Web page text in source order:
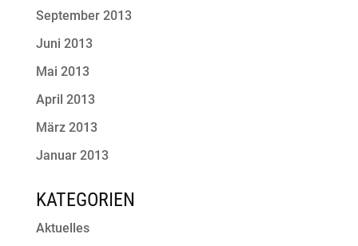
September 2013
Juni 2013
Mai 2013
April 2013
März 2013
Januar 2013
KATEGORIEN
Aktuelles